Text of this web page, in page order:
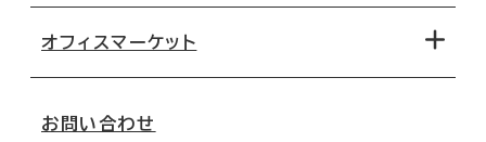
路線・駅から探す
移転コストシミュレーション
移転スケジュール
オフィス移転Q&A
オフィスマーケット
お問い合わせ